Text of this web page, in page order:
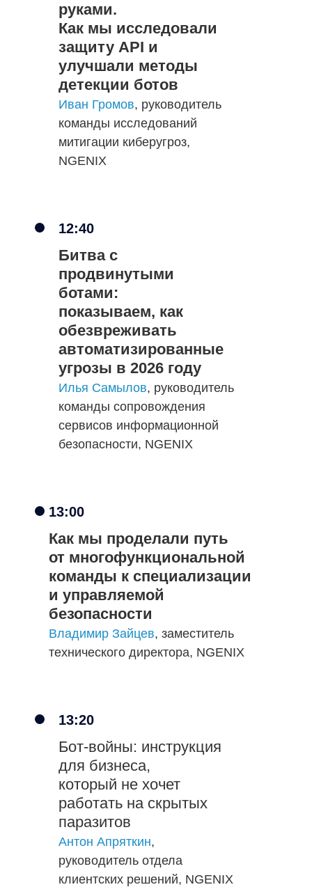
руками.
Как мы исследовали
защиту API и
улучшали методы
детекции ботов
Иван Громов, руководитель
команды исследований
митигации киберугроз,
NGENIX
12:40
Битва с
продвинутыми
ботами:
показываем, как
обезвреживать
автоматизированные
угрозы в 2026 году
Илья Самылов, руководитель
команды сопровождения
сервисов информационной
безопасности, NGENIX
13:00
Как мы проделали путь
от многофункциональной
команды к специализации
и управляемой
безопасности
Владимир Зайцев, заместитель
технического директора, NGENIX
13:20
Бот-войны: инструкция
для бизнеса,
который не хочет
работать на скрытых
паразитов
Антон Апряткин,
руководитель отдела
клиентских решений, NGENIX